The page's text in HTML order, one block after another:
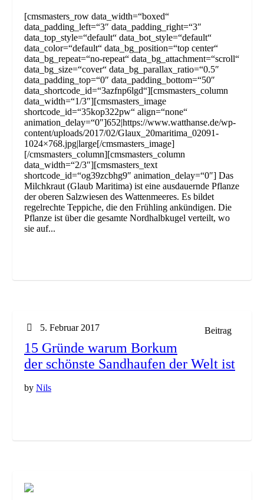
[cmsmasters_row data_width=“boxed“
data_padding_left=“3″ data_padding_right=“3″
data_top_style=“default“ data_bot_style=“default“
data_color=“default“ data_bg_position=“top center“
data_bg_repeat=“no-repeat“ data_bg_attachment=“scroll“
data_bg_size=“cover“ data_bg_parallax_ratio=“0.5″
data_padding_top=“0″ data_padding_bottom=“50″
data_shortcode_id=“3azfnp6lgd“][cmsmasters_column
data_width=“1/3″][cmsmasters_image
shortcode_id=“35kop322pw“ align=“none“
animation_delay=“0″]652|https://www.watthanse.de/wp-
content/uploads/2017/02/Glaux_20maritima_02091-
1024×768.jpg|large[/cmsmasters_image]
[/cmsmasters_column][cmsmasters_column
data_width=“2/3″][cmsmasters_text
shortcode_id=“og39zcbhg9″ animation_delay=“0″] Das
Milchkraut (Glaub Maritima) ist eine ausdauernde Pflanze
der oberen Salzwiesen des Wattenmeeres. Es bildet
regelrechte Teppiche, die den Frühling ankündigen. Die
Pflanze ist über die gesamte Nordhalbkugel verteilt, wo
sie auf...
Beitrag
5. Februar 2017
15 Gründe warum Borkum
der schönste Sandhaufen der Welt ist
by Nils